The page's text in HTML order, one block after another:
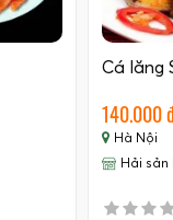
Cá lăng
140.000
Hà Nội
Hải sản